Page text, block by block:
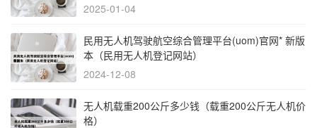
2025-01-04
民用无人机驾驶航空综合管理平台(uom)官网* 新版
本（民用无人机登记网站）
2024-12-08
无人机载重200公斤多少钱（载重200公斤无人机价
格）